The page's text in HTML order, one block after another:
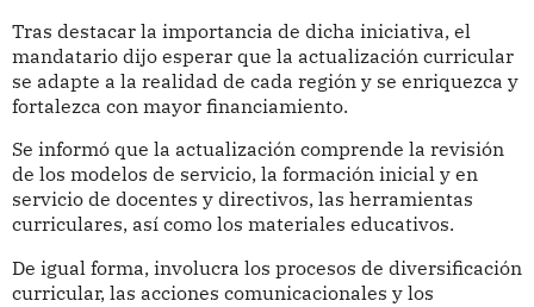
Tras destacar la importancia de dicha iniciativa, el
mandatario dijo esperar que la actualización curricular
se adapte a la realidad de cada región y se enriquezca y
fortalezca con mayor financiamiento.
Se informó que la actualización comprende la revisión
de los modelos de servicio, la formación inicial y en
servicio de docentes y directivos, las herramientas
curriculares, así como los materiales educativos.
De igual forma, involucra los procesos de diversificación
curricular, las acciones comunicacionales y los